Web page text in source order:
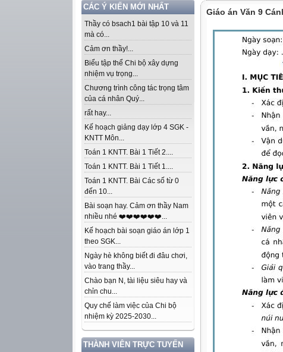
CÁC Ý KIẾN MỚI NHẤT
Thầy có bsach1 bài tập 10 và 11
mà có...
Cảm ơn thầy!...
Biểu tập thể Chi bộ xây dựng
nhiệm vụ trọng...
Chương trình công tác trọng tâm
của cá nhân Quý...
rất hay...
Kế hoạch giảng dạy lớp 4 SGK -
KNTT Môn...
Toán 1 KNTT. Bài 1 Tiết 2....
Toán 1 KNTT. Bài 1 Tiết 1....
Toán 1 KNTT. Bài Các số từ 0
đến 10...
Bài soạn hay. Cảm ơn thầy Nam
nhiều nhé ❤️❤️❤️❤️❤️❤️...
Kế hoạch bài soạn giáo án lớp 1
theo SGK...
Ngày hè không biết đi đâu chơi,
vào trang thầy...
Chào bạn N, tài liệu siêu hay và
chỉn chu...
Quy chế làm việc của Chi bộ
nhiệm kỳ 2025-2030...
THÀNH VIÊN TRỰC TUYẾN
Giáo án Văn 9